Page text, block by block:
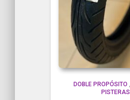
DOBLE PROPÓSITO
PISTERAS